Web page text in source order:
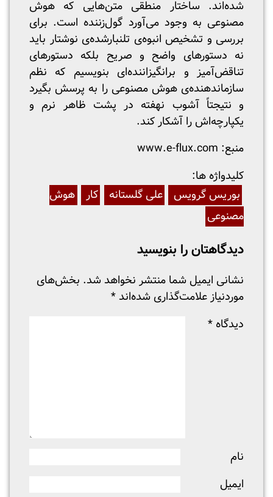
شده‌اند. ساختار منطقی متن‌هایی که هوش
مصنوعی به وجود می‌آورد گول‌زننده است. برای
بررسی و تشخیص انبوه‌ی تلنبارشده‌ی نوشتار باید
نه دستورهای واضح و صریح بلکه دستورهای
تناقض‌آمیز و برانگیزاننده‌ای بنویسیم که نظم
سازماندهنده‌ی هوش مصنوعی را به پرسش بگیرد
و نتیجتاً آشوب نهفته در پشت ظاهر نرم و
یکپارچه‌اش را آشکار کند.
منبع: www.e-flux.com
:کلیدواژه ها
بوریس گرویس
علی گلستانه کار
هوش
مصنوعی
دیدگاهتان را بنویسید
نشانی ایمیل شما منتشر نخواهد شد. بخش‌های
موردنیاز علامت‌گذاری شده‌اند *
دیدگاه *
نام
ایمیل